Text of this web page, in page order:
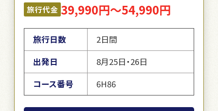
旅行代金 39,990円～54,990円
旅行日数
2日間
出発日
8月25日・26日
コース番号
6H86